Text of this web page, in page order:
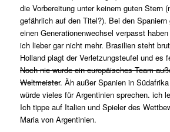
die Vorbereitung unter keinem guten Stern
gefährlich auf den Titel?). Bei den
einen Generationenwechsel verpasst
ich lieber gar nicht mehr. Brasilien steht
Holland plagt der Verletzungsteufel und es
Noch nie wurde ein europäisches Team
Weltmeister. Äh außer Spanien in
würde vieles für Argentinien sprechen. ich
Ich tippe auf Italien und Spieler des
Maria von Argentinien.